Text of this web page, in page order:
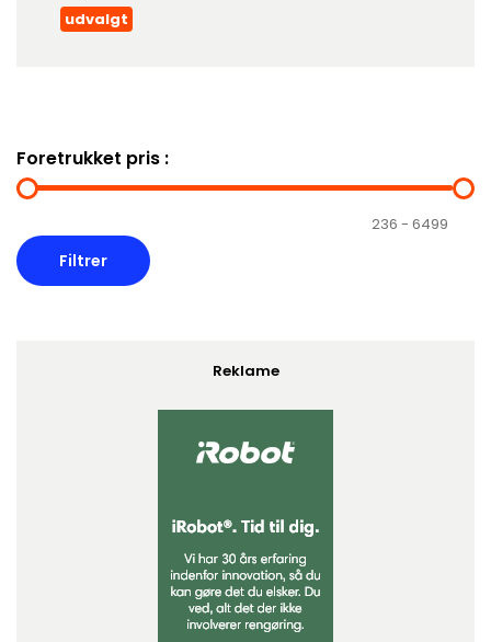
udvalgt
Foretrukket pris :
Reklame